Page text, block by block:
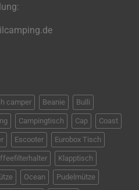
camper Beanie Bulli
Campingtisch Cap Coast
Escooter Eurobox Tisch
Klapptisch
Ocean Pudelmütze